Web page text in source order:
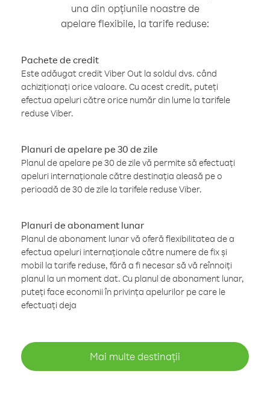
una din opțiunile noastre de
apelare flexibile, la tarife reduse:
Pachete de credit
Este adăugat credit Viber Out la soldul dvs. când
achiziționați orice valoare. Cu acest credit, puteți
efectua apeluri către orice număr din lume la tarifele
reduse Viber.
Planuri de apelare pe 30 de zile
Planul de apelare pe 30 de zile vă permite să efectuați
apeluri internaționale către destinația aleasă pe o
perioadă de 30 de zile la tarifele reduse Viber.
Planuri de abonament lunar
Planul de abonament lunar vă oferă flexibilitatea de a
efectua apeluri internaționale către numere de fix și
mobil la tarife reduse, fără a fi necesar să vă reînnoiți
planul la un moment dat. Cu planul de abonament lunar,
puteți face economii în privința apelurilor pe care le
efectuați deja
Mai multe destinații